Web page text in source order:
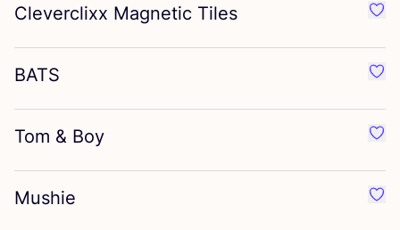
Cleverclixx Magnetic Tiles
BATS
Tom & Boy
Mushie